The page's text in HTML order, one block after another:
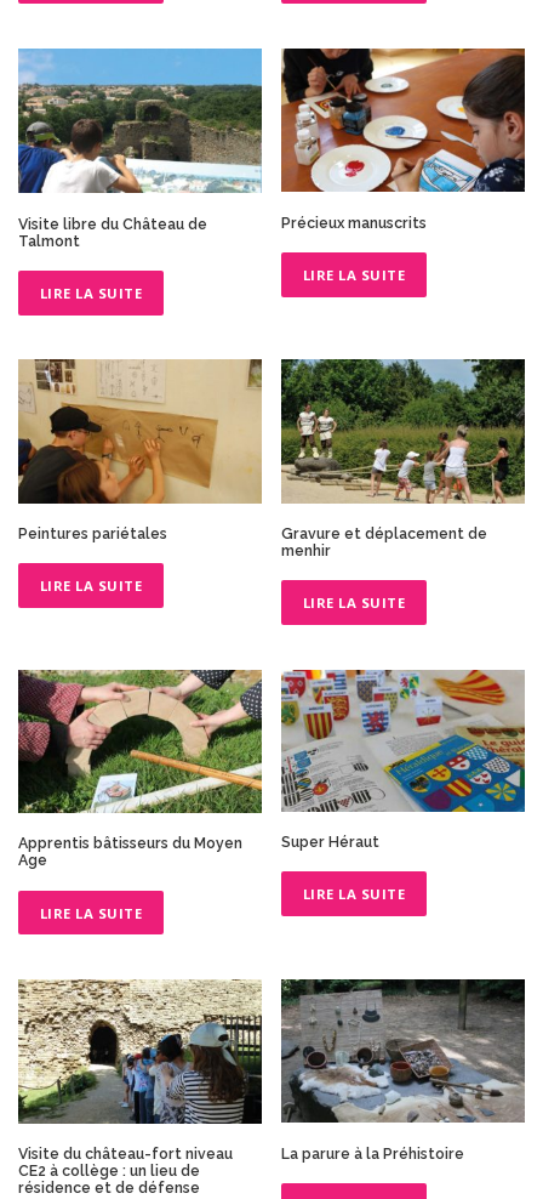
Visite libre du Château de
Talmont
LIRE LA SUITE
Précieux manuscrits
LIRE LA SUITE
Peintures pariétales
LIRE LA SUITE
Gravure et déplacement de
menhir
LIRE LA SUITE
Apprentis bâtisseurs du Moyen
Age
LIRE LA SUITE
Super Héraut
LIRE LA SUITE
Visite du château-fort niveau
CE2 à collège : un lieu de
résidence et de défense
La parure à la Préhistoire